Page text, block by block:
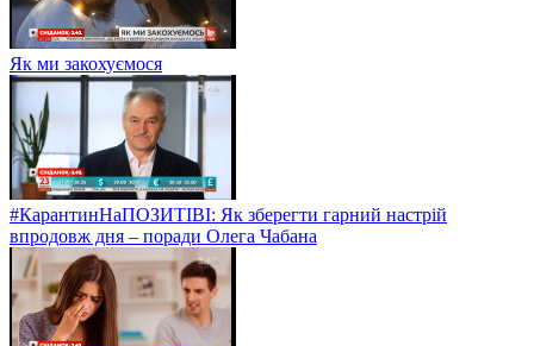
Як ми закохуємося
#КарантинНаПОЗИТІВІ: Як зберегти гарний настрій
впродовж дня – поради Олега Чабана